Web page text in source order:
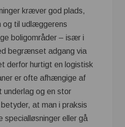
kræver god plads,
og til udlæggerens
boligområder – især i
begrænset adgang via
derfor hurtigt en logistisk
er ofte afhængige af
og en stor
at man i praksis
eller gå